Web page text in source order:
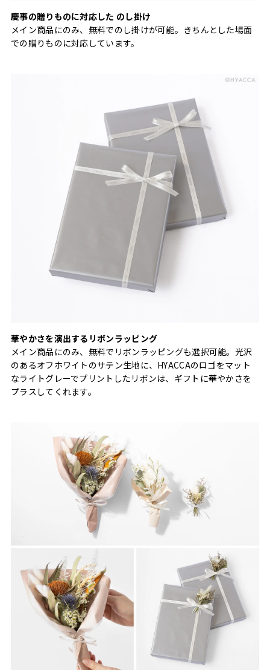
慶事の贈りものに対応した のし掛け
メイン商品にのみ、無料でのし掛けが可能。きちんとした場面
での贈りものに対応しています。
華やかさを演出するリボンラッピング
メイン商品にのみ、無料でリボンラッピングも選択可能。光沢
のあるオフホワイトのサテン生地に、HYACCAのロゴをマット
なライトグレーでプリントしたリボンは、ギフトに華やかさを
プラスしてくれます。